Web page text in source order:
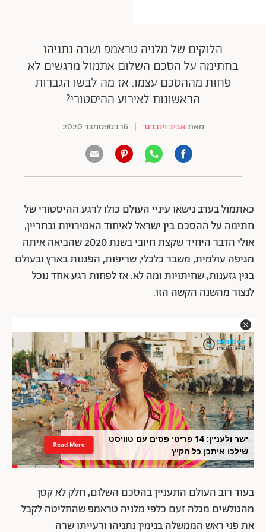
הלוקים של מלניה טראמפ ושרה נתניהו
בחתימה על הסכם השלום אתמול מרגשים לא
פחות מההסכם עצמו. אז מה לבשו הגברות
הראשונות לאירוע ההיסטורי?
מאתאביב וינברגר | 16 בספטמבר 2020
כאתמול בערב נישאו עיניי העולם כולו לרגע ההיסטורי של
חתימה על ההסכם בין ישראל לאיחוד האמירויות ובחריין,
אולי הדבר היחיד שקצת חיובי בשנת 2020 שהביאה איתה
מגיפה עולמית, משבר כלכלי, שריפות, הפגנות בארץ ובעולם
בגין גזענות, שחיתויות ומה לא. אז לפחות רגע אחד נוכל
לנצור מהשנה הקשה הזו.
ישר ולעניין: 14 פריטי פסים עם טוויסט
שילכו איתכן כל הקיץ
Read More
בעוד רוב העולם התעניין בהסכם השלום, חלק לא קטן
מהגולשים מגלה זעם כלפי מלניה טראמפ שהחליטה לקבל
את פני ראש הממשלה בנימין נתניהו ורעייתו שרה